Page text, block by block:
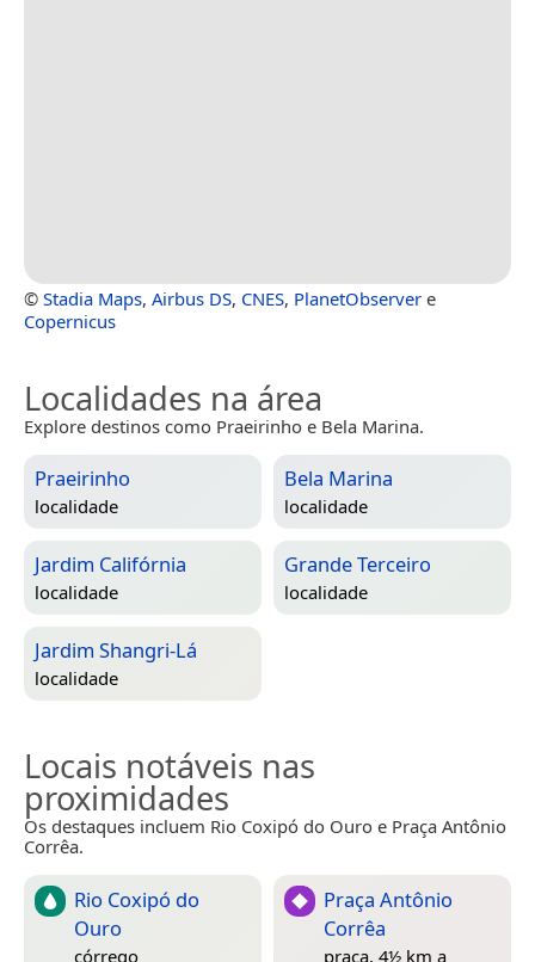
© Stadia Maps, Airbus DS, CNES, PlanetObserver e
Copernicus
Localidades na área
Explore destinos como Praeirinho e Bela Marina.
Praeirinho
localidade
Bela Marina
localidade
Jardim Califórnia
localidade
Grande Terceiro
localidade
Jardim Shangri-Lá
localidade
Locais notáveis nas
proximidades
Os destaques incluem Rio Coxipó do Ouro e Praça Antônio
Corrêa.
Rio Coxipó do
Ouro
córrego
Praça Antônio
Corrêa
praça, 4½ km a